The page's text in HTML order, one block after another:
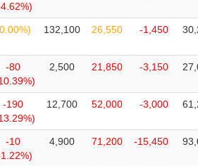
132,100 26,550 -1,450
-80
2,500 21,850 -3,150
-190
12,700 52,000 -3,000
-10
4,900 71,200 -15,450